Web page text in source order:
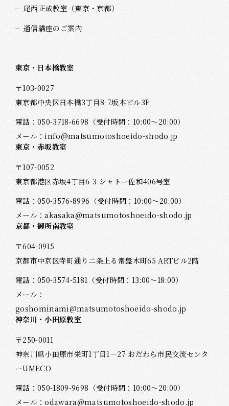
尾西正成教室（東京・京都）
通信講座のご案内
東京・日本橋教室
〒103-0027
東京都中央区日本橋3丁目8-7坂本ビル3F
電話：050-3718-6698 （受付時間：10:00～20:00）
メール： info@matsumotoshoeido-shodo.jp
東京・赤坂教室
〒107-0052
東京都港区赤坂4丁目6-3 シャトー佐和406号室
電話：050-3576-8996 （受付時間：10:00～20:00）
メール：akasaka@matsumotoshoeido-shodo.jp
京都・御所南教室
〒604-0915
京都市中京区寺町通り二条上る常盤木町65 ARTビル2階
電話：050-3574-5181 （受付時間：13:00～18:00）
メール：
goshominami@matsumotoshoeido-shodo.jp
神奈川・小田原教室
〒250-0011
神奈川県小田原市栄町1丁目1－27 おだわら市民交流センタ
ーUMECO
電話：050-1809-9698 （受付時間：10:00～20:00）
メール：odawara@matsumotoshoeido-shodo.jp